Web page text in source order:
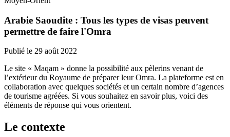
Arabie Saoudite : Tous les types de visas peuvent
permettre de faire l'Omra
Publié le 29 août 2022
Le site « Maqam » donne la possibilité aux pèlerins venant de
l’extérieur du Royaume de préparer leur Omra. La plateforme est en
collaboration avec quelques sociétés et un certain nombre d’agences
de tourisme agréées. Si vous souhaitez en savoir plus, voici des
éléments de réponse qui vous orientent.
Le contexte